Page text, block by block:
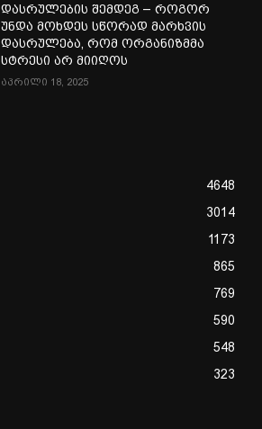
დასრულების შემდეგ – როგორ
უნდა მოხდეს სწორად მარხვის
დასრულება, რომ ორგანიზმმა
სტრესი არ მიიღოს
აპრილი 18, 2025
4648
3014
1173
865
769
590
548
323